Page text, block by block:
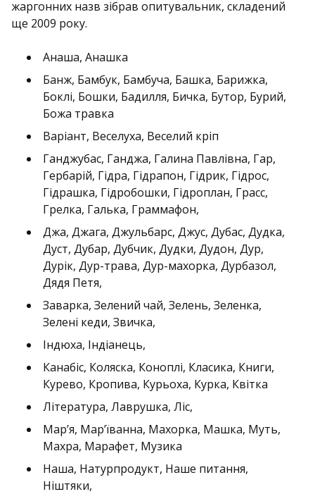
жаргонних назв зібрав опитувальник, складений
ще 2009 року.
Анаша, Анашка
Банж, Бамбук, Бамбуча, Башка, Барижка,
Боклі, Бошки, Бадилля, Бичка, Бутор, Бурий,
Божа травка
Варіант, Веселуха, Веселий кріп
Ганджубас, Ганджа, Галина Павлівна, Гар,
Гербарій, Гідра, Гідрапон, Гідрик, Гідрос,
Гідрашка, Гідробошки, Гідроплан, Грасс,
Грелка, Галька, Граммафон,
Джа, Джага, Джульбарс, Джус, Дубас, Дудка,
Дуст, Дубар, Дубчик, Дудки, Дудон, Дур,
Дурік, Дур-трава, Дур-махорка, Дурбазол,
Дядя Петя,
Заварка, Зелений чай, Зелень, Зеленка,
Зелені кеди, Звичка,
Індюха, Індіанець,
Канабіс, Коляска, Коноплі, Класика, Книги,
Курево, Кропива, Курьоха, Курка, Квітка
Література, Лаврушка, Ліс,
Мар’я, Мар’їванна, Махорка, Машка, Муть,
Махра, Марафет, Музика
Наша, Натурпродукт, Наше питання,
Ніштяки,